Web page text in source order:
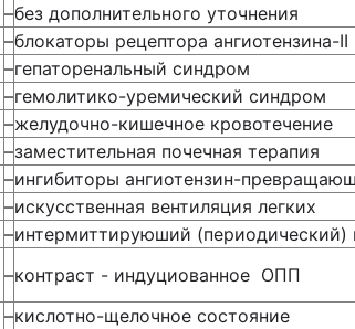
–без дополнительного уточнения
–блокаторы рецептора ангиотензина-II
–гепаторенальный синдром
–гемолитико-уремический синдром
–желудочно-кишечное кровотечение
–заместительная почечная терапия
–ингибиторы ангиотензин-
–искусственная вентиляция легких
–интермиттируюший (периоди­ческий)
–контраст - индуциованное ОПП
–кислотно-щелочное состояние